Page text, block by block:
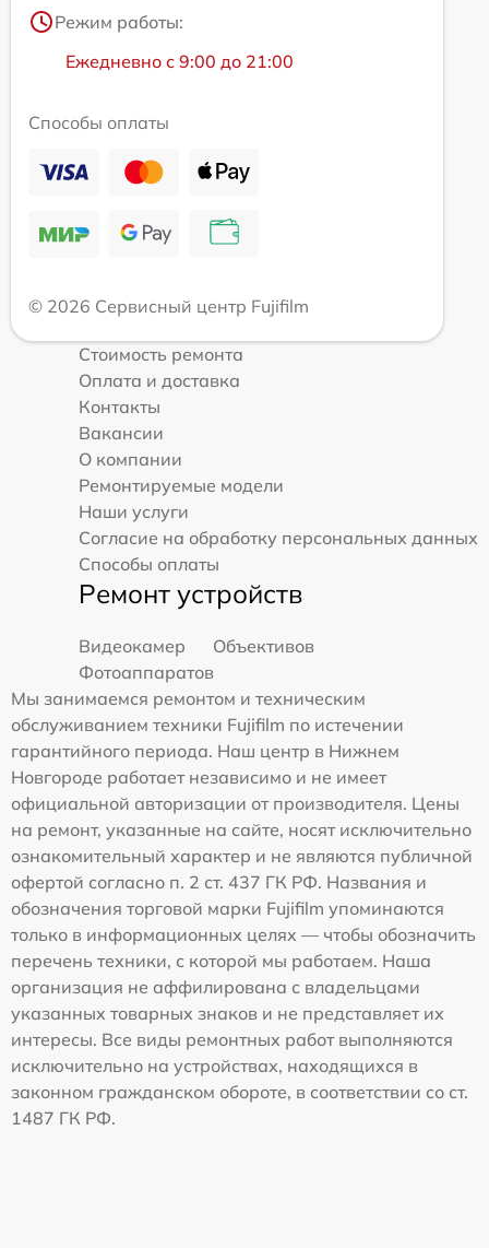
Режим работы:
Ежедневно с 9:00 до 21:00
Способы оплаты
© 2026 Сервисный центр Fujifilm
Стоимость ремонта
Оплата и доставка
Контакты
Вакансии
О компании
Ремонтируемые модели
Наши услуги
Согласие на обработку персональных данных
Способы оплаты
Ремонт устройств
Видеокамер
Объективов
Фотоаппаратов
Мы занимаемся ремонтом и техническим
обслуживанием техники Fujifilm по истечении
гарантийного периода. Наш центр в Нижнем
Новгороде работает независимо и не имеет
официальной авторизации от производителя. Цены
на ремонт, указанные на сайте, носят исключительно
ознакомительный характер и не являются публичной
офертой согласно п. 2 ст. 437 ГК РФ. Названия и
обозначения торговой марки Fujifilm упоминаются
только в информационных целях — чтобы обозначить
перечень техники, с которой мы работаем. Наша
организация не аффилирована с владельцами
указанных товарных знаков и не представляет их
интересы. Все виды ремонтных работ выполняются
исключительно на устройствах, находящихся в
законном гражданском обороте, в соответствии со ст.
1487 ГК РФ.